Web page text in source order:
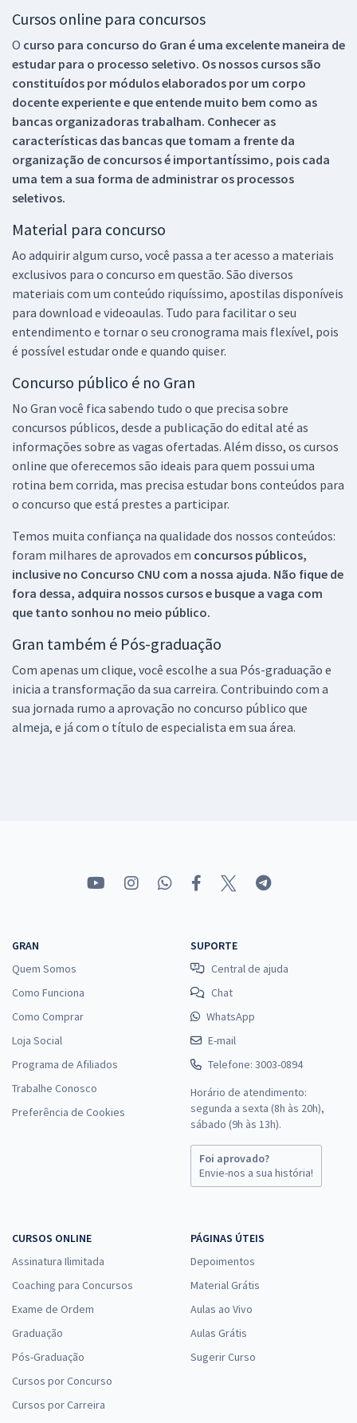
Cursos online para concursos
O curso para concurso do Gran é uma excelente maneira de
estudar para o processo seletivo. Os nossos cursos são
constituídos por módulos elaborados por um corpo
docente experiente e que entende muito bem como as
bancas organizadoras trabalham. Conhecer as
características das bancas que tomam a frente da
organização de concursos é importantíssimo, pois cada
uma tem a sua forma de administrar os processos
seletivos.
Material para concurso
Ao adquirir algum curso, você passa a ter acesso a materiais
exclusivos para o concurso em questão. São diversos
materiais com um conteúdo riquíssimo, apostilas disponíveis
para download e videoaulas. Tudo para facilitar o seu
entendimento e tornar o seu cronograma mais flexível, pois
é possível estudar onde e quando quiser.
Concurso público é no Gran
No Gran você fica sabendo tudo o que precisa sobre
concursos públicos, desde a publicação do edital até as
informações sobre as vagas ofertadas. Além disso, os cursos
online que oferecemos são ideais para quem possui uma
rotina bem corrida, mas precisa estudar bons conteúdos para
o concurso que está prestes a participar.
Temos muita confiança na qualidade dos nossos conteúdos:
foram milhares de aprovados em concursos públicos,
inclusive no Concurso CNU com a nossa ajuda. Não fique de
fora dessa, adquira nossos cursos e busque a vaga com
que tanto sonhou no meio público.
Gran também é Pós-graduação
Com apenas um clique, você escolhe a sua Pós-graduação e
inicia a transformação da sua carreira. Contribuindo com a
sua jornada rumo a aprovação no concurso público que
almeja, e já com o título de especialista em sua área.
GRAN
Quem Somos
Como Funciona
Como Comprar
Loja Social
Programa de Afiliados
Trabalhe Conosco
Preferência de Cookies
SUPORTE
Central de ajuda
Chat
WhatsApp
E-mail
Telefone: 3003-0894
Horário de atendimento:
segunda a sexta (8h às 20h),
sábado (9h às 13h).
Foi aprovado?
Envie-nos a sua história!
CURSOS ONLINE
Assinatura Ilimitada
Coaching para Concursos
Exame de Ordem
Graduação
Pós-Graduação
Cursos por Concurso
Cursos por Carreira
PÁGINAS ÚTEIS
Depoimentos
Material Grátis
Aulas ao Vivo
Aulas Grátis
Sugerir Curso